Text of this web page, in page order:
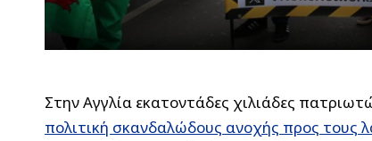
Στην Αγγλία εκατοντάδες χιλιάδες
πολιτική σκανδαλώδους ανοχής προς τους